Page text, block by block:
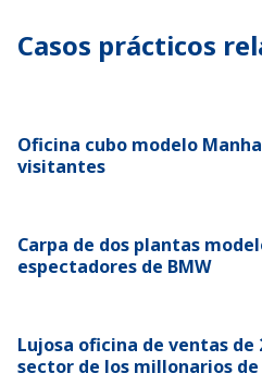
Casos prácticos
Oficina cubo modelo
visitantes
Carpa de dos plantas
espectadores de BMW
Lujosa oficina de ventas
sector de los millonarios